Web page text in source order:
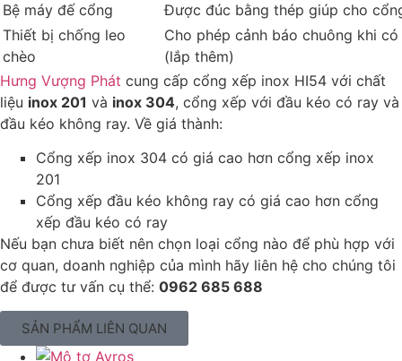
Bệ máy đế cổng
Được đúc bằng thép giúp cho
Thiết bị chống leo
chèo
Cho phép cảnh báo chuông khi
(lắp thêm)
Hưng Vượng Phát cung cấp cổng xếp inox HI54 với chất
liệu inox 201 và inox 304, cổng xếp với đầu kéo có ray và
đầu kéo không ray. Về giá thành:
Cổng xếp inox 304 có giá cao hơn cổng xếp inox
201
Cổng xếp đầu kéo không ray có giá cao hơn cổng
xếp đầu kéo có ray
Nếu bạn chưa biết nên chọn loại cổng nào để phù hợp với
cơ quan, doanh nghiệp của mình hãy liên hệ cho chúng tôi
để được tư vấn cụ thể: 0962 685 688
SẢN PHẨM LIÊN QUAN